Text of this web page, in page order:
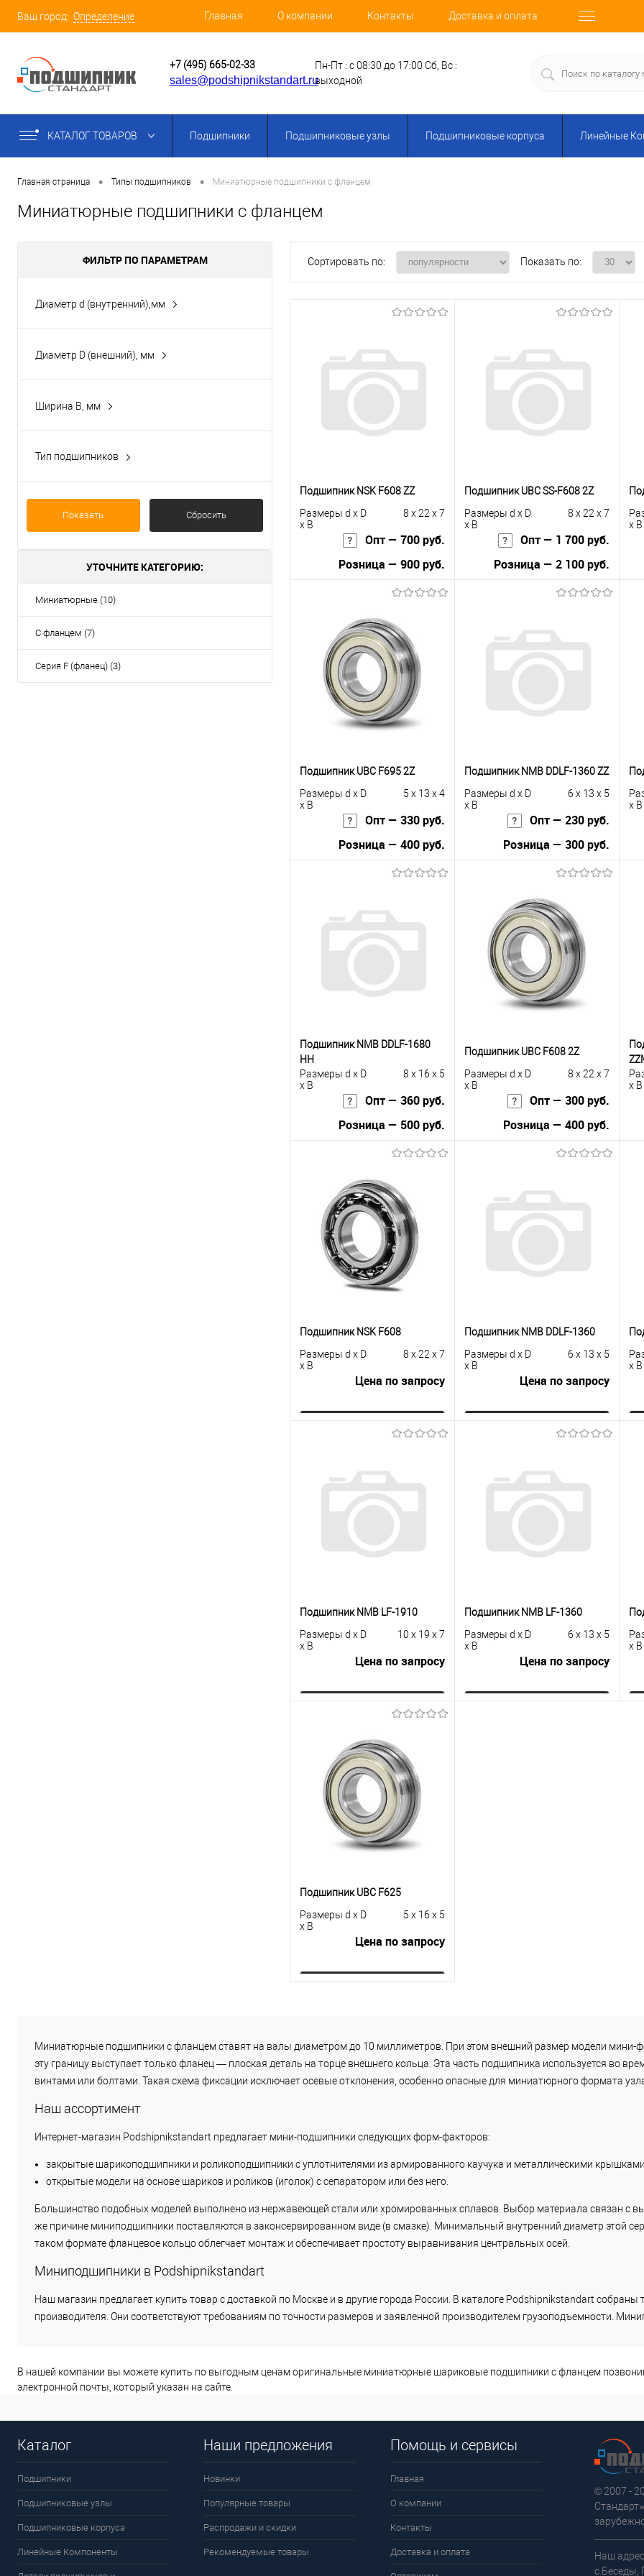
Ваш город: Определение Главная О компании Контакты Доставка и оплата
+7 (495) 665-02-33
sales@podshipnikstandart.ru
Пн-Пт : с 08:30 до 17:00 Сб, Вс :
выходной
КАТАЛОГ ТОВАРОВ Подшипники Подшипниковые узлы Подшипниковые корпуса Линейные
Главная страница • Типы подшипников • Миниатюрные подшипники с фланцем
Миниатюрные подшипники с фланцем
ФИЛЬТР ПО ПАРАМЕТРАМ
Диаметр d (внутренний),мм
3
Диаметр D (внешний), мм
16
Ширина B, мм
Тип подшипников
Показать Сбросить
УТОЧНИТЕ КАТЕГОРИЮ:
Миниатюрные (10)
С фланцем (7)
Серия F (фланец) (3)
Сортировать по: Показать по:
Подшипник NSK F608 ZZ
Размеры d x D
x B
8 x 22 x 7
Опт — 700 руб.
Розница — 900 руб.
Купить в 1
К
сравнению
В избранное
В наличии
Подшипник UBC SS-F608 2Z
Размеры d x D
x B
8 x 22 x 7
Опт — 1 700 руб.
Розница — 2 100 руб.
Купить в 1
К
сравнению
x B
Подшипник UBC F695 2Z
Размеры d x D
x B
5 x 13 x 4
Опт — 330 руб.
Розница — 400 руб.
Купить в 1
К
сравнению
Подшипник NMB DDLF-1360 ZZ
Размеры d x D
x B
6 x 13 x 5
Опт — 230 руб.
Розница — 300 руб.
Купить в 1
К
сравнению
В избранное
Под заказ
x B
Подшипник NMB DDLF-1680
HH
Размеры d x D
x B
8 x 16 x 5
Опт — 360 руб.
Розница — 500 руб.
Купить в 1
К
сравнению
В избранное
Под заказ
Подшипник UBC F608 2Z
Размеры d x D
x B
8 x 22 x 7
Опт — 300 руб.
Розница — 400 руб.
Купить в 1
К
сравнению
x B
Подшипник NSK F608
Размеры d x D
x B
8 x 22 x 7
Цена по запросу
Запросить цену
Купить в 1
сравнению
В избранное
Под заказ
Подшипник NMB DDLF-1360
Размеры d x D
x B
6 x 13 x 5
Цена по запросу
Запросить цену
Купить в 1
сравнению
В избранное
Под заказ
x B
Подшипник NMB LF-1910
Размеры d x D
x B
10 x 19 x 7
Цена по запросу
Запросить цену
Купить в 1
К
сравнению
В избранное
Под заказ
Подшипник NMB LF-1360
Размеры d x D
x B
6 x 13 x 5
Цена по запросу
x B
Подшипник UBC F625
Размеры d x D
x B
5 x 16 x 5
Цена по запросу
клик
сравнению
В избранное
Под заказ
Миниатюрные подшипники с фланцем ставят на валы диаметром до 10 миллиметров. При этом внешний размер модели
эту границу выступает только фланец — плоская деталь на торце внешнего кольца. Эта часть подшипника используется во
винтами или болтами. Такая схема фиксации исключает осевые отклонения, особенно опасные для миниатюрного формата
Наш ассортимент
Интернет-магазин Podshipnikstandart предлагает мини-подшипники следующих форм-факторов:
закрытые шарикоподшипники и роликоподшипники с уплотнителями из армированного каучука и металлическими
открытые модели на основе шариков и роликов (иголок) с сепаратором или без него.
Большинство подобных моделей выполнено из нержавеющей стали или хромированных сплавов. Выбор материала связан с
же причине миниподшипники поставляются в законсервированном виде (в смазке). Минимальный внутренний диаметр этой
таком формате фланцевое кольцо облегчает монтаж и обеспечивает простоту выравнивания центральных осей.
Миниподшипники в Podshipnikstandart
Наш магазин предлагает купить товар с доставкой по Москве и в другие города России. В каталоге Podshipnikstandart
производителя. Они соответствуют требованиям по точности размеров и заявленной производителем грузоподъемности.
В нашей компании вы можете купить по выгодным ценам оригинальные миниатюрные шариковые подшипники с фланцем
электронной почты, который указан на сайте.
Каталог
Подшипники
Подшипниковые узлы
Подшипниковые корпуса
Линейные Компоненты
Наши предложения
Новинки
Популярные товары
Распродажи и скидки
Рекомендуемые товары
Помощь и сервисы
Главная
О компании
Контакты
Доставка и оплата
© 2007 -
Наш
с.Беседы,